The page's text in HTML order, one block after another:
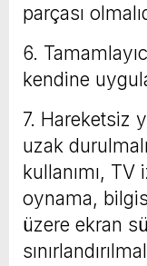
parçası
6.
kendine
7. Hareketsiz
uzak
kullanımı,
oynama,
üzere ekran